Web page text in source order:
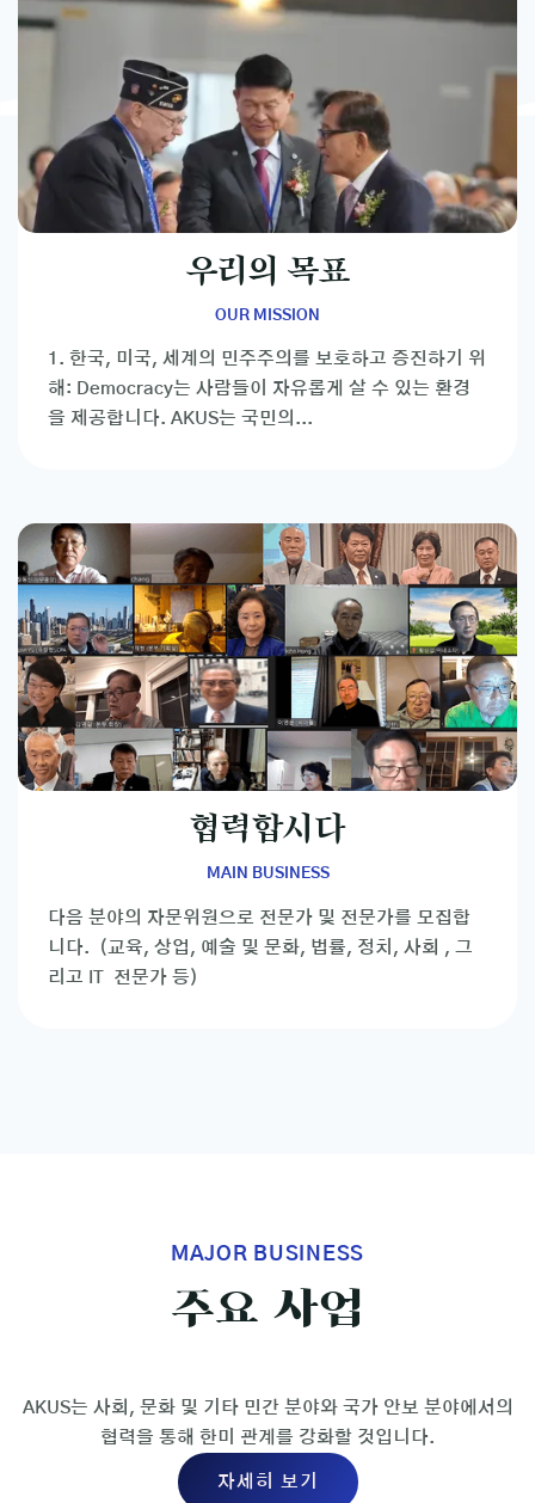
우리의 목표
OUR MISSION
1. 한국, 미국, 세계의 민주주의를 보호하고 증진하기 위
해: Democracy는 사람들이 자유롭게 살 수 있는 환경
을 제공합니다. AKUS는 국민의...
협력합시다
MAIN BUSINESS
다음 분야의 자문위원으로 전문가 및 전문가를 모집합
니다. (교육, 상업, 예술 및 문화, 법률, 정치, 사회 , 그
리고 IT 전문가 등)
MAJOR BUSINESS
주요사업
AKUS는 사회, 문화 및 기타 민간 분야와 국가 안보 분야에서의
협력을 통해 한미 관계를 강화할 것입니다.
자세히 보기